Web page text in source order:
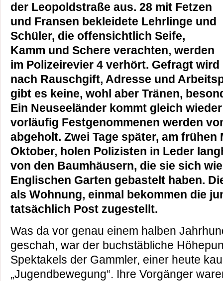
der Leopoldstraße aus. 28 mit Fetzen
und Fransen bekleidete Lehrlinge und
Schüler, die offensichtlich Seife,
Kamm und Schere verachten, werden
im Polizeirevier 4 verhört. Gefragt wird
nach Rauschgift, Adresse und
gibt es keine, wohl aber Tränen,
Ein Neuseeländer kommt gleich
vorläufig Festgenommenen werden
abgeholt. Zwei Tage später, am frühen
Oktober, holen Polizisten in Leder
von den Baumhäusern, die sie sich
Englischen Garten gebastelt haben.
als Wohnung, einmal bekommen die
tatsächlich Post zugestellt.
Was da vor genau einem halben
geschah, war der buchstäbliche
Spektakels der Gammler, einer heute
„Jugendbewegung“. Ihre Vorgänger